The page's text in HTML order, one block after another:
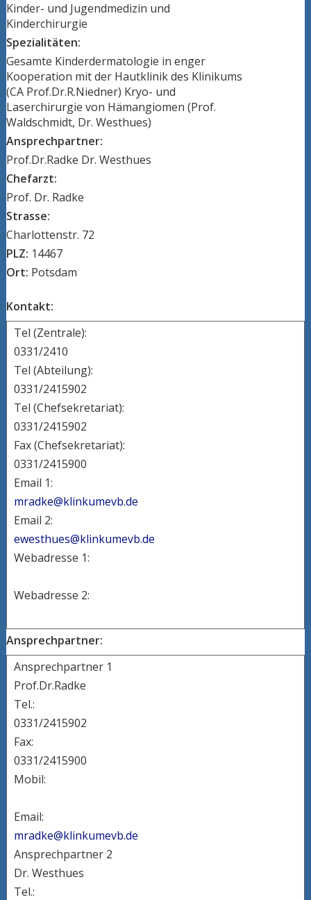
Kinder- und Jugendmedizin und
Kinderchirurgie
Spezialitäten:
Gesamte Kinderdermatologie in enger
Kooperation mit der Hautklinik des Klinikums
(CA Prof.Dr.R.Niedner) Kryo- und
Laserchirurgie von Hämangiomen (Prof.
Waldschmidt, Dr. Westhues)
Ansprechpartner:
Prof.Dr.Radke Dr. Westhues
Chefarzt:
Prof. Dr. Radke
Strasse:
Charlottenstr. 72
PLZ: 14467
Ort: Potsdam
Kontakt:
Tel (Zentrale):
0331/2410
Tel (Abteilung):
0331/2415902
Tel (Chefsekretariat):
0331/2415902
Fax (Chefsekretariat):
0331/2415900
Email 1:
mradke@klinkumevb.de
Email 2:
ewesthues@klinkumevb.de
Webadresse 1:
Webadresse 2:
Ansprechpartner:
Ansprechpartner 1
Prof.Dr.Radke
Tel.:
0331/2415902
Fax:
0331/2415900
Mobil:
Email:
mradke@klinkumevb.de
Ansprechpartner 2
Dr. Westhues
Tel.: